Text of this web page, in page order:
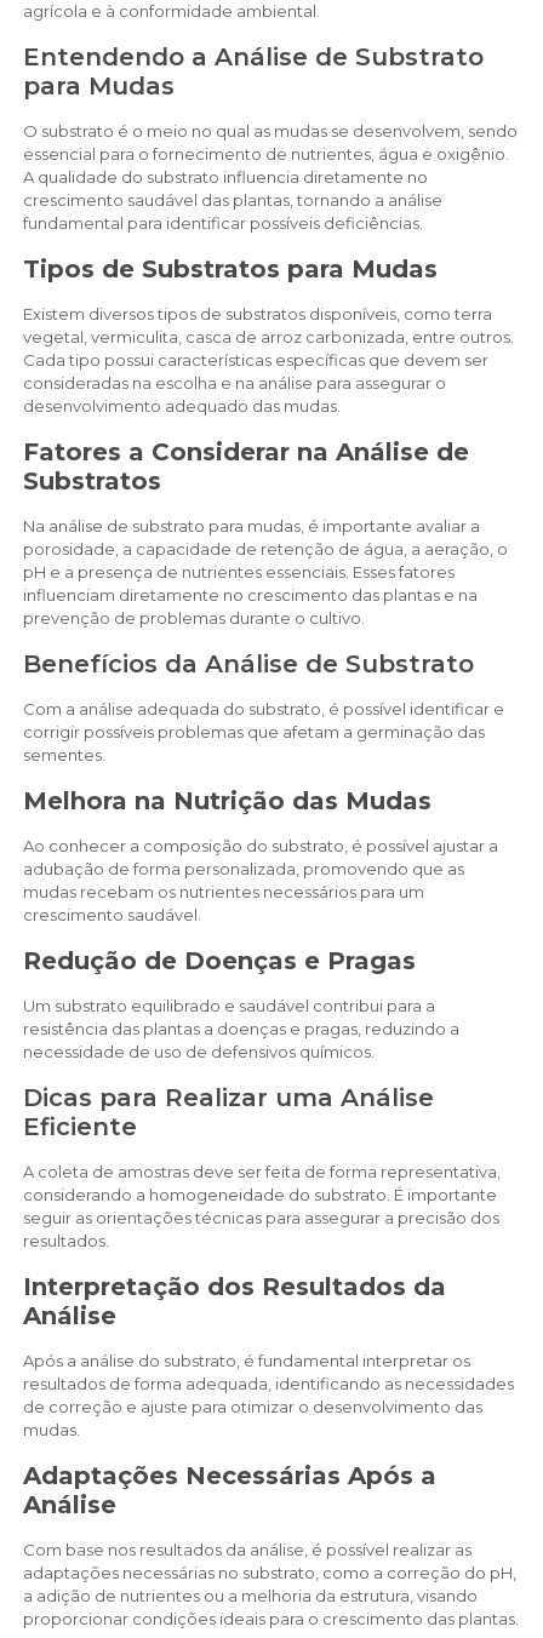
agrícola e à conformidade ambiental.
Entendendo a Análise de Substrato
para Mudas
O substrato é o meio no qual as mudas se desenvolvem, sendo
essencial para o fornecimento de nutrientes, água e oxigênio.
A qualidade do substrato influencia diretamente no
crescimento saudável das plantas, tornando a análise
fundamental para identificar possíveis deficiências.
Tipos de Substratos para Mudas
Existem diversos tipos de substratos disponíveis, como terra
vegetal, vermiculita, casca de arroz carbonizada, entre outros.
Cada tipo possui características específicas que devem ser
consideradas na escolha e na análise para assegurar o
desenvolvimento adequado das mudas.
Fatores a Considerar na Análise de
Substratos
Na análise de substrato para mudas, é importante avaliar a
porosidade, a capacidade de retenção de água, a aeração, o
pH e a presença de nutrientes essenciais. Esses fatores
influenciam diretamente no crescimento das plantas e na
prevenção de problemas durante o cultivo.
Benefícios da Análise de Substrato
Com a análise adequada do substrato, é possível identificar e
corrigir possíveis problemas que afetam a germinação das
sementes.
Melhora na Nutrição das Mudas
Ao conhecer a composição do substrato, é possível ajustar a
adubação de forma personalizada, promovendo que as
mudas recebam os nutrientes necessários para um
crescimento saudável.
Redução de Doenças e Pragas
Um substrato equilibrado e saudável contribui para a
resistência das plantas a doenças e pragas, reduzindo a
necessidade de uso de defensivos químicos.
Dicas para Realizar uma Análise
Eficiente
A coleta de amostras deve ser feita de forma representativa,
considerando a homogeneidade do substrato. É importante
seguir as orientações técnicas para assegurar a precisão dos
resultados.
Interpretação dos Resultados da
Análise
Após a análise do substrato, é fundamental interpretar os
resultados de forma adequada, identificando as necessidades
de correção e ajuste para otimizar o desenvolvimento das
mudas.
Adaptações Necessárias Após a
Análise
Com base nos resultados da análise, é possível realizar as
adaptações necessárias no substrato, como a correção do pH,
a adição de nutrientes ou a melhoria da estrutura, visando
proporcionar condições ideais para o crescimento das plantas.